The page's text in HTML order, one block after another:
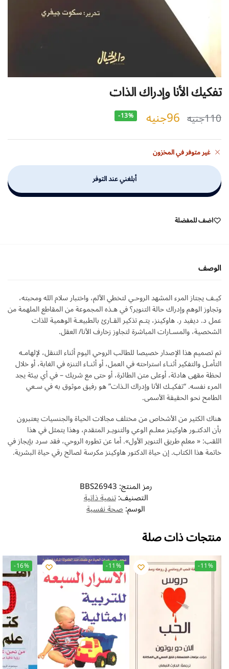
تفكيك الأنا وإدراك الذات
110جنيه 96جنيه -13%
غير متوفر في المخزون
أبلغني عند التوفر
اضف للمفضلة
الوصف
كيـف يجتاز المرء المشهد الروحـي لتخطي الألم، واختبار سلام الله ومحبته،
وتجاوز الوهم وإدراك حالة التنوير؟ في هـذه المجموعة من المقاطع الملهمة من
عمل د. ديفيد ر. هاوکينز، يتـم تذكير القـارئ بالطبيعـة الوهمية للذات
الشخصية، والمسـارات المباشرة لتجاوز زخارف الأنا/ العقل.
تم تصميم هذا الإصدار خصيصا للطالب الروحي اليوم أثناء التنقل، لإلهامـه
التأمـل والتفكير أثنـاء استراحته في العمل، أو أثنـاء التنزه في الغابة، أو خلال
لحظة مقهى هادئة، أوعلى متن الطائرة، أو حتى مع شريك – في أي بيئة يجد
المرء نفسه. “تفكيـك الأنا وإدراك الـذات” هو رفيق موثوق به في سـعي
الطامح نحو الحقيقة الأسمى.
هناك الكثير من الأشخاص من مختلف مجالات الحياة والجنسيات يعتبرون
بأن الدكتـور هاوكينز معلـم الوعي والتنويـر المتقدم، وهذا يتمثل في هذا
اللقب: « معلم طريق التنوير الأول». أما عن تطوره الروحي، فقد سرد بإيجاز في
خاتمة هذا الكتاب. إن حياة الدكتور هاوكينز مكرسة لصالح رقي حياة البشرية.
رمز المنتج:BBS26943
التصنيف:تنمية ذاتية
الوسم:صحة نفسية
منتجات ذات صلة
-11%
-11%
-16%